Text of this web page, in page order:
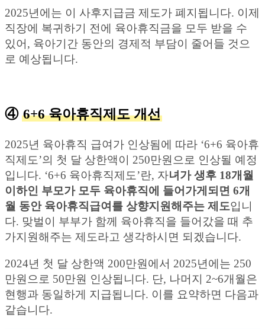
2025년에는 이 사후지급금 제도가 폐지됩니다. 이제
직장에 복귀하기 전에 육아휴직금을 모두 받을 수
있어, 육아기간 동안의 경제적 부담이 줄어들 것으
로 예상됩니다.
④ 6+6 육아휴직제도 개선
2025년 육아휴직 급여가 인상됨에 따라 ‘6+6 육아휴
직제도’의 첫 달 상한액이 250만원으로 인상될 예정
입니다. ‘6+6 육아휴직제도’란, 자녀가 생후 18개월
이하인 부모가 모두 육아휴직에 들어가게되면 6개
월 동안 육아휴직급여를 상향지원해주는 제도입니
다. 맞벌이 부부가 함께 육아휴직을 들어갔을 때 추
가지원해주는 제도라고 생각하시면 되겠습니다.
2024년 첫 달 상한액 200만원에서 2025년에는 250
만원으로 50만원 인상됩니다. 단, 나머지 2~6개월은
현행과 동일하게 지급됩니다. 이를 요약하면 다음과
같습니다.